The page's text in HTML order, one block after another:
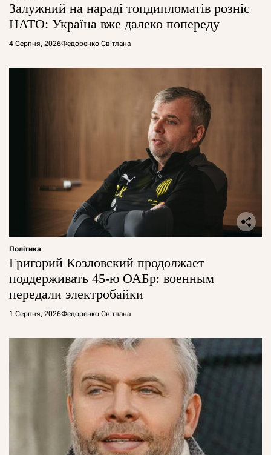
Залужний на нараді топдипломатів розніс
НАТО: Україна вже далеко попереду
4 Серпня, 2026Федоренко Світлана
Політика
Григорий Козловский продолжает
поддерживать 45-ю ОАБр: военным
передали электробайки
1 Серпня, 2026Федоренко Світлана